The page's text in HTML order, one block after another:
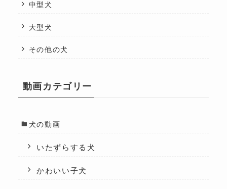
中型犬
大型犬
その他の犬
動画カテゴリー
犬の動画
いたずらする犬
かわいい子犬